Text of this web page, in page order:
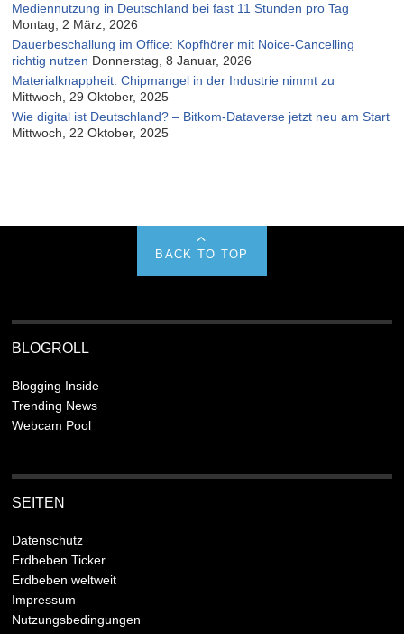
Mediennutzung in Deutschland bei fast 11 Stunden pro Tag
Montag, 2 März, 2026
Dauerbeschallung im Office: Kopfhörer mit Noice-Cancelling
richtig nutzen Donnerstag, 8 Januar, 2026
Materialknappheit: Chipmangel in der Industrie nimmt zu
Mittwoch, 29 Oktober, 2025
Wie digital ist Deutschland? – Bitkom-Dataverse jetzt neu am Start
Mittwoch, 22 Oktober, 2025
BACK TO TOP
BLOGROLL
Blogging Inside
Trending News
Webcam Pool
SEITEN
Datenschutz
Erdbeben Ticker
Erdbeben weltweit
Impressum
Nutzungsbedingungen